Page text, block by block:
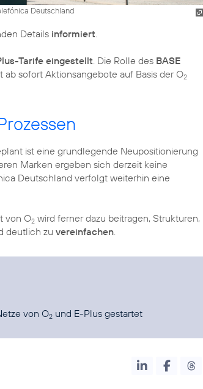
Deutschland
Details informiert.
Tarife eingestellt. Die Rolle des BASE
sofort Aktionsangebote auf Basis der O2
ist eine grundlegende Neupositionierung
Marken ergeben sich derzeit keine
Deutschland verfolgt weiterhin eine
von O2 wird ferner dazu beitragen, Strukturen,
deutlich zu vereinfachen.
von O2 und E-Plus gestartet